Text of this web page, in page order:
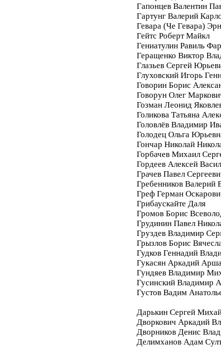
Гапонцев Валентин
Гартунг Валерий
Гевара (Че Гевара)
Гейтс Роберт Майкл
Гениатулин Равиль
Геращенко Виктор
Глазьев Сергей
Глуховский Игорь
Говорин Борис
Говорун Олег
Гозман Леонид
Голикова Татьяна
Головлёв Владимир
Голодец Ольга
Гончар Николай
Горбачев Михаил
Гордеев Алексей
Грачев Павел
Гребенников Валерий
Греф Герман
Грибаускайте Даля
Громов Борис
Грудинин Павел
Груздев Владимир
Грызлов Борис
Гудков Геннадий
Гукасян Аркадий
Гундяев Владимир
Гусинский Владимир
Густов Вадим
Дарькин Сергей
Дворкович Аркадий
Дворников Денис
Делимханов Адам